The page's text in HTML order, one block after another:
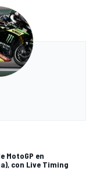
MotoGP en
con Live Timing